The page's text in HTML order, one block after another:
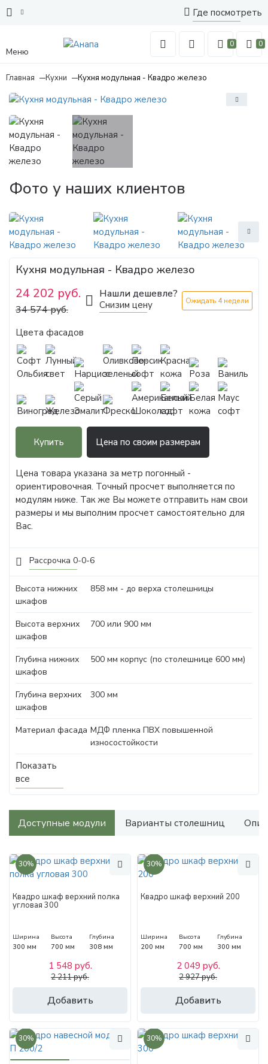
Где посмотреть
Меню
0 0
Главная Кухни Кухня модульная - Квадро железо
Рассрочка 0-0-6
Кухня модульная - Квадро железо
24 202 руб.
34 574 руб.
Нашли дешевле?
Снизим цену Ожидать 4 недели
Цвета фасадов
Купить Цена по своим размерам
Цена товара указана за метр погонный -
ориентировочная. Точный просчет выполняется по
модулям ниже. Так же Вы можете отправить нам свои
размеры и мы выполним просчет самостоятельно для
Вас.
Высота нижних
шкафов
858 мм - до верха столешницы
Высота верхних
шкафов
700 или 900 мм
Глубина нижних
шкафов
500 мм корпус (по столешнице 600 мм)
Глубина верхних
шкафов
300 мм
Материал фасада МДФ пленка ПВХ повышенной
износостойкости
Показать
все
Фото у наших клиентов
Доступные модули Варианты столешниц
30%
Квадро шкаф верхний полка
угловая 300
Ширина
300 мм
Высота
700 мм
Глубина
308 мм
Добавить
1 548 руб.
2 211 руб.
30%
Квадро шкаф верхний 200
Ширина
200 мм
Высота
700 мм
Глубина
300 мм
Добавить
2 049 руб.
2 927 руб.
30% 30%